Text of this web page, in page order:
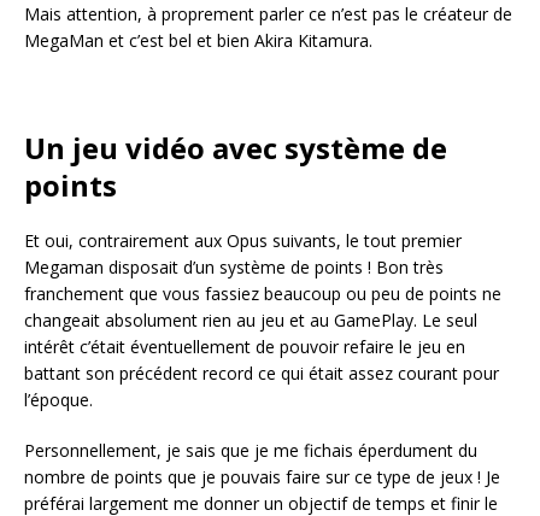
Mais attention, à proprement parler ce n’est pas le créateur de
MegaMan et c’est bel et bien Akira Kitamura.
Un jeu vidéo avec système de
points
Et oui, contrairement aux Opus suivants, le tout premier
Megaman disposait d’un système de points ! Bon très
franchement que vous fassiez beaucoup ou peu de points ne
changeait absolument rien au jeu et au GamePlay. Le seul
intérêt c’était éventuellement de pouvoir refaire le jeu en
battant son précédent record ce qui était assez courant pour
l’époque.
Personnellement, je sais que je me fichais éperdument du
nombre de points que je pouvais faire sur ce type de jeux ! Je
préférai largement me donner un objectif de temps et finir le